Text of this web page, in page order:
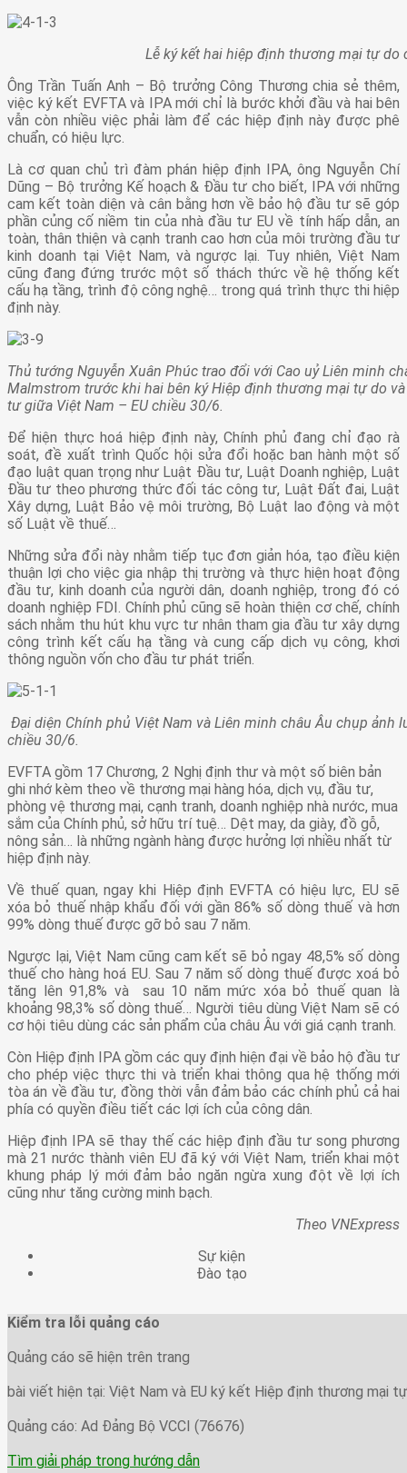
Lễ ký kết hai hiệp định thương mại tự do
Ông Trần Tuấn Anh – Bộ trưởng Công Thương chia sẻ thêm,
việc ký kết EVFTA và IPA mới chỉ là bước khởi đầu và hai bên
vẫn còn nhiều việc phải làm để các hiệp định này được phê
chuẩn, có hiệu lực.
Là cơ quan chủ trì đàm phán hiệp định IPA, ông Nguyễn Chí
Dũng – Bộ trưởng Kế hoạch & Đầu tư cho biết, IPA với những
cam kết toàn diện và cân bằng hơn về bảo hộ đầu tư sẽ góp
phần củng cố niềm tin của nhà đầu tư EU về tính hấp dẫn, an
toàn, thân thiện và cạnh tranh cao hơn của môi trường đầu tư
kinh doanh tại Việt Nam, và ngược lại. Tuy nhiên, Việt Nam
cũng đang đứng trước một số thách thức về hệ thống kết
cấu hạ tầng, trình độ công nghệ… trong quá trình thực thi hiệp
định này.
Thủ tướng Nguyễn Xuân Phúc trao đổi với Cao uỷ Liên minh
Malmstrom trước khi hai bên ký Hiệp định thương mại tự do
tư giữa Việt Nam – EU chiều 30/6.
Để hiện thực hoá hiệp định này, Chính phủ đang chỉ đạo rà
soát, đề xuất trình Quốc hội sửa đổi hoặc ban hành một số
đạo luật quan trọng như Luật Đầu tư, Luật Doanh nghiệp, Luật
Đầu tư theo phương thức đối tác công tư, Luật Đất đai, Luật
Xây dựng, Luật Bảo vệ môi trường, Bộ Luật lao động và một
số Luật về thuế…
Những sửa đổi này nhằm tiếp tục đơn giản hóa, tạo điều kiện
thuận lợi cho việc gia nhập thị trường và thực hiện hoạt động
đầu tư, kinh doanh của người dân, doanh nghiệp, trong đó có
doanh nghiệp FDI. Chính phủ cũng sẽ hoàn thiện cơ chế, chính
sách nhằm thu hút khu vực tư nhân tham gia đầu tư xây dựng
công trình kết cấu hạ tầng và cung cấp dịch vụ công, khơi
thông nguồn vốn cho đầu tư phát triển.
Đại diện Chính phủ Việt Nam và Liên minh châu Âu chụp ảnh
chiều 30/6.
EVFTA gồm 17 Chương, 2 Nghị định thư và một số biên bản
ghi nhớ kèm theo về thương mại hàng hóa, dịch vụ, đầu tư,
phòng vệ thương mại, cạnh tranh, doanh nghiệp nhà nước, mua
sắm của Chính phủ, sở hữu trí tuệ… Dệt may, da giày, đồ gỗ,
nông sản… là những ngành hàng được hưởng lợi nhiều nhất từ
hiệp định này.
Về thuế quan, ngay khi Hiệp định EVFTA có hiệu lực, EU sẽ
xóa bỏ thuế nhập khẩu đối với gần 86% số dòng thuế và hơn
99% dòng thuế được gỡ bỏ sau 7 năm.
Ngược lại, Việt Nam cũng cam kết sẽ bỏ ngay 48,5% số dòng
thuế cho hàng hoá EU. Sau 7 năm số dòng thuế được xoá bỏ
tăng lên 91,8% và sau 10 năm mức xóa bỏ thuế quan là
khoảng 98,3% số dòng thuế… Người tiêu dùng Việt Nam sẽ có
cơ hội tiêu dùng các sản phẩm của châu Âu với giá cạnh tranh.
Còn Hiệp định IPA gồm các quy định hiện đại về bảo hộ đầu tư
cho phép việc thực thi và triển khai thông qua hệ thống mới
tòa án về đầu tư, đồng thời vẫn đảm bảo các chính phủ cả hai
phía có quyền điều tiết các lợi ích của công dân.
Hiệp định IPA sẽ thay thế các hiệp định đầu tư song phương
mà 21 nước thành viên EU đã ký với Việt Nam, triển khai một
khung pháp lý mới đảm bảo ngăn ngừa xung đột về lợi ích
cũng như tăng cường minh bạch.
Theo VNExpress
Sự kiện
Đào tạo
Kiểm tra lỗi quảng cáo
Quảng cáo sẽ hiện trên trang
bài viết hiện tại: Việt Nam và EU ký kết Hiệp định thương mại
Quảng cáo: Ad Đảng Bộ VCCI (76676)
Tìm giải pháp trong hướng dẫn